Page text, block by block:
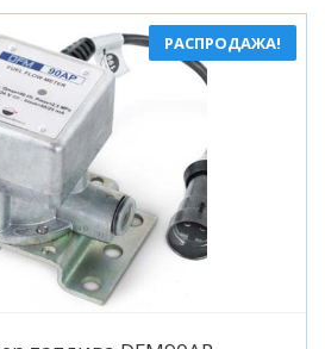
РАСПРОДАЖА!
Подробнее